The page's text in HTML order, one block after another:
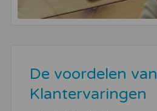
De voordelen van
Klantervaringen